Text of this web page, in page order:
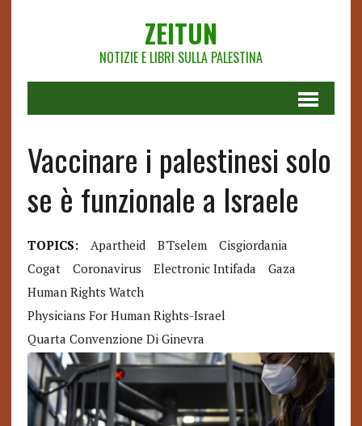
ZEITUN
NOTIZIE E LIBRI SULLA PALESTINA
Vaccinare i palestinesi solo
se è funzionale a Israele
TOPICS: Apartheid B'Tselem
Cisgiordania
Cogat
Coronavirus Electronic Intifada
Gaza
Human Rights Watch
Physicians For Human Rights-Israel
Quarta Convenzione Di Ginevra